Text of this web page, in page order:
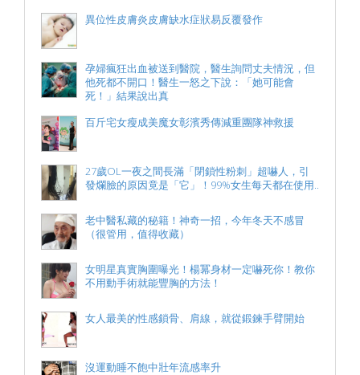
異位性皮膚炎皮膚缺水症狀易反覆發作
孕婦瘋狂出血被送到醫院，醫生詢問丈夫情況，但
他死都不開口！醫生一怒之下說：「她可能會
死！」結果說出真
百斤宅女瘦成美魔女彰濱秀傳減重團隊神救援
27歲OL一夜之間長滿「閉鎖性粉刺」超嚇人，引
發爛臉的原因竟是「它」！99%女生每天都在使用..
老中醫私藏的秘籍！神奇一招，今年冬天不感冒
（很管用，值得收藏）
女明星真實胸圍曝光！楊冪身材一定嚇死你！教你
不用動手術就能豐胸的方法！
女人最美的性感鎖骨、肩線，就從鍛鍊手臂開始
沒運動睡不飽中壯年流感率升